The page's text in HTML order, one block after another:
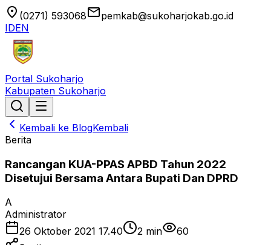
location_on (0271) 593068emailpemkab@sukoharjokab.go.id
IDEN
Portal Sukoharjo
Kabupaten Sukoharjo
Kembali ke BlogKembali
Berita
Rancangan KUA-PPAS APBD Tahun 2022
Disetujui Bersama Antara Bupati Dan DPRD
A
Administrator
26 Oktober 2021 17.40
2 min
60